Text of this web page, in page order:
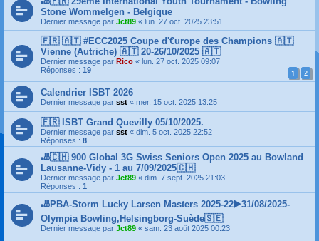
Stone Wommelgen - Belgique
Dernier message par Jct89 « lun. 27 oct. 2025 23:51
🇫🇷 🇦🇹 #ECC2025 Coupe d'€urope des Champions 🇦🇹
Vienne (Autriche) 🇦🇹 20-26/10/2025 🇦🇹
Dernier message par Rico « lun. 27 oct. 2025 09:07
Réponses : 19 1 2
Calendrier ISBT 2026
Dernier message par sst « mer. 15 oct. 2025 13:25
🇫🇷 ISBT Grand Quevilly 05/10/2025.
Dernier message par sst « dim. 5 oct. 2025 22:52
Réponses : 8
🎳🇨🇭 900 Global 3G Swiss Seniors Open 2025 au Bowland
Lausanne-Vidy - 1 au 7/09/2025🇨🇭
Dernier message par Jct89 « dim. 7 sept. 2025 21:03
Réponses : 1
🎳PBA-Storm Lucky Larsen Masters 2025-22▶️31/08/2025-
Olympia Bowling,Helsingborg-Suède🇸🇪
Dernier message par Jct89 « sam. 23 août 2025 00:23